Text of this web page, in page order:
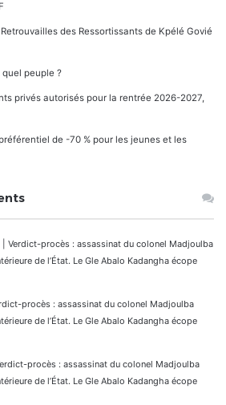
des Ressortissants de Kpélé Govié
quel peuple ?
privés autorisés pour la rentrée 2026-2027,
de -70 % pour les jeunes et les
| Verdict-procès : assassinat du colonel Madjoulba
de l’État. Le Gle Abalo Kadangha écope
procès : assassinat du colonel Madjoulba
de l’État. Le Gle Abalo Kadangha écope
procès : assassinat du colonel Madjoulba
de l’État. Le Gle Abalo Kadangha écope